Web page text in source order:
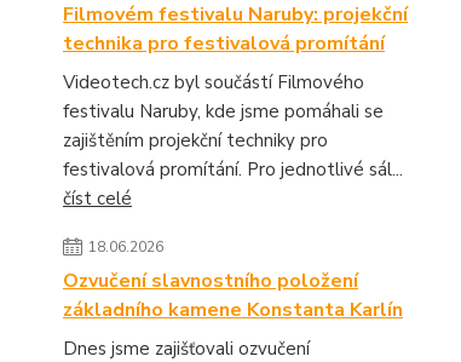
Filmovém festivalu Naruby: projekční
technika pro festivalová promítání
Videotech.cz byl součástí Filmového
festivalu Naruby, kde jsme pomáhali se
zajištěním projekční techniky pro
festivalová promítání. Pro jednotlivé sál...
číst celé
18.06.2026
Ozvučení slavnostního položení
základního kamene Konstanta Karlín
Dnes jsme zajišťovali ozvučení